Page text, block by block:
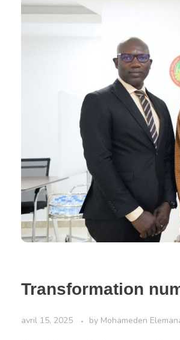
Transformation
avril 15, 2025 by Mohameden